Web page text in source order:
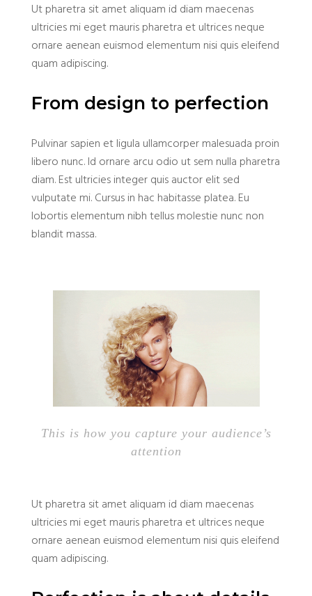
Ut pharetra sit amet aliquam id diam maecenas
ultricies mi eget mauris pharetra et ultrices neque
ornare aenean euismod elementum nisi quis eleifend
quam adipiscing.
From design to perfection
Pulvinar sapien et ligula ullamcorper malesuada proin
libero nunc. Id ornare arcu odio ut sem nulla pharetra
diam. Est ultricies integer quis auctor elit sed
vulputate mi. Cursus in hac habitasse platea. Eu
lobortis elementum nibh tellus molestie nunc non
blandit massa.
This is how you capture your audience’s
attention
Ut pharetra sit amet aliquam id diam maecenas
ultricies mi eget mauris pharetra et ultrices neque
ornare aenean euismod elementum nisi quis eleifend
quam adipiscing.